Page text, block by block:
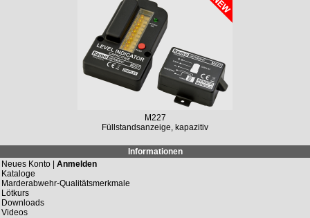
M227
Füllstandsanzeige, kapazitiv
Informationen
Neues Konto | Anmelden
Kataloge
Marderabwehr-Qualitätsmerkmale
Lötkurs
Downloads
Videos